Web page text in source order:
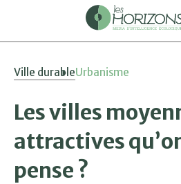
Ville durableUrbanisme
Les villes
attractives
pense ?